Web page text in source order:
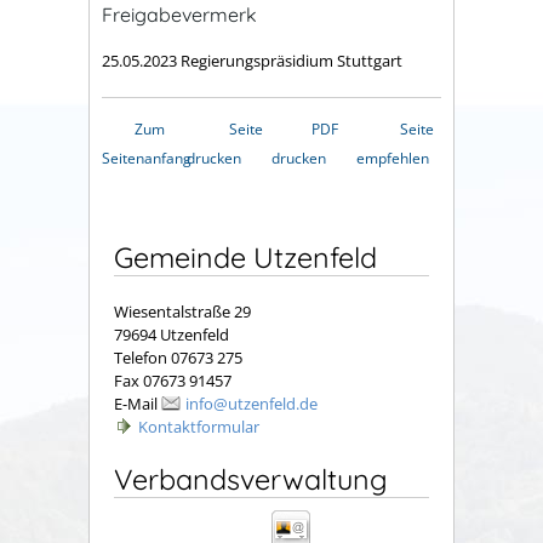
Freigabevermerk
25.05.2023 Regierungspräsidium Stuttgart
Zum
Seitenanfang
Seite
drucken
PDF
drucken
Seite
empfehlen
Gemeinde Utzenfeld
Wiesentalstraße 29
79694 Utzenfeld
Telefon 07673 275
Fax 07673 91457
E-Mail
info@utzenfeld.de
Kontaktformular
Verbandsverwaltung